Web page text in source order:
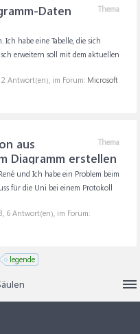
Thema
Daten
Ich habe eine Tabelle, die sich
erweitern soll mit dem aktuellen
2 Antwort(en), im Forum: Microsoft
Thema
aus
Diagramm erstellen
und Ich habe ein Problem beim
für die Uni bei einem Protokoll
, 6 Antwort(en), im Forum:
legende